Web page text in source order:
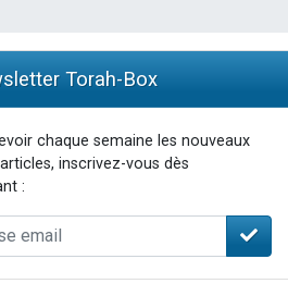
Torah-Box
chaque semaine les nouveaux
inscrivez-vous dès
: